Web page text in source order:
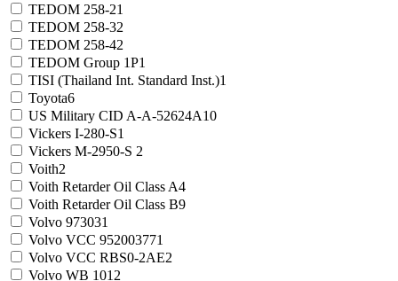
TEDOM 258-21
TEDOM 258-32
TEDOM 258-42
TEDOM Group 1P1
TISI (Thailand Int. Standard Inst.)1
Toyota6
US Military CID A-A-52624A10
Vickers I-280-S1
Vickers M-2950-S 2
Voith2
Voith Retarder Oil Class A4
Voith Retarder Oil Class B9
Volvo 973031
Volvo VCC 952003771
Volvo VCC RBS0-2AE2
Volvo WB 101 2